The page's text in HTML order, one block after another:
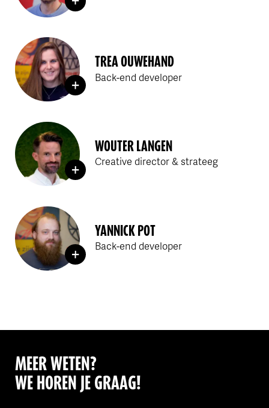
TREA OUWEHAND
Back-end developer
WOUTER LANGEN
Creative director & strateeg
YANNICK POT
Back-end developer
MEER WETEN?
WE HOREN JE GRAAG!